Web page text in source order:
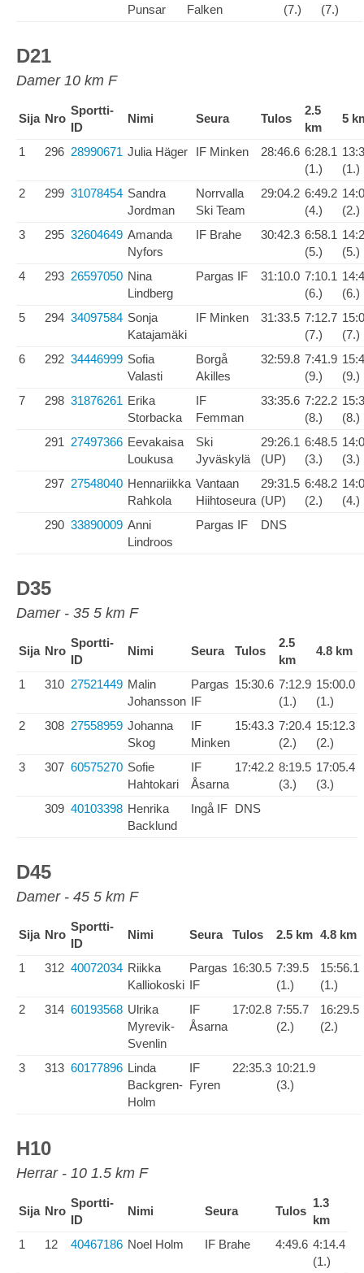
Punsar
Falken
(7.)
(7.)
D21
Damer 10 km F
Sija Nro
Sportti-
ID
Nimi Seura Tulos
2.5
km
5
1 296 28990671 Julia Häger IF Minken 28:46.6 6:28.1
(1.)
(1.)
2
299 31078454 Sandra
Jordman
Norrvalla
Ski Team
29:04.2 6:49.2
(4.)
(2.)
3
295 32604649 Amanda
Nyfors
IF Brahe 30:42.3 6:58.1
(5.)
(5.)
4
293 26597050 Nina
Lindberg
Pargas IF 31:10.0 7:10.1
(6.)
(6.)
5
294 34097584 Sonja
Katajamäki
IF Minken 31:33.5 7:12.7
(7.)
(7.)
6
292 34446999 Sofia
Valasti
Borgå
Akilles
32:59.8 7:41.9
(9.)
(9.)
7
298 31876261 Erika
Storbacka
IF
Femman
33:35.6 7:22.2
(8.)
(8.)
291 27497366 Eevakaisa
Loukusa
Ski
Jyväskylä
29:26.1
(UP)
6:48.5
(3.)
(3.)
297 27548040 Hennariikka
Rahkola
Vantaan
Hiihtoseura
29:31.5
(UP)
6:48.2
(2.)
(4.)
290 33890009 Anni
Lindroos
Pargas IF DNS
D35
Damer - 35 5 km F
Sija Nro
Sportti-
ID
Nimi Seura Tulos
2.5
km
4.8 km
1 310 27521449 Malin
Johansson
Pargas
IF
15:30.6 7:12.9
(1.)
15:00.0
(1.)
2
308 27558959 Johanna
Skog
IF
Minken
15:43.3 7:20.4
(2.)
15:12.3
(2.)
3
307 60575270 Sofie
Hahtokari
IF
Åsarna
17:42.2 8:19.5
(3.)
17:05.4
(3.)
309 40103398 Henrika
Backlund
Ingå IF DNS
D45
Damer - 45 5 km F
Sija Nro
Sportti-
ID
Nimi Seura Tulos 2.5 km 4.8 km
1 312 40072034 Riikka
Kalliokoski
Pargas
IF
16:30.5 7:39.5
(1.)
15:56.1
(1.)
2
314 60193568 Ulrika
Myrevik-
Svenlin
IF
Åsarna
17:02.8 7:55.7
(2.)
16:29.5
(2.)
3 313 60177896 Linda
Backgren-
Holm
IF
Fyren
22:35.3 10:21.9
(3.)
H10
Herrar - 10 1.5 km F
Sija Nro
Sportti-
ID
Nimi Seura Tulos
1.3
km
1
12 40467186 Noel Holm IF Brahe 4:49.6 4:14.4
(1.)